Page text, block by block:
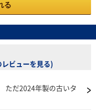
る
ビューを見る)
ただ2024年製の古いタ